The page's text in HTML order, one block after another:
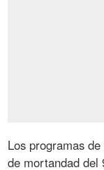
Los programas
de mortandad del